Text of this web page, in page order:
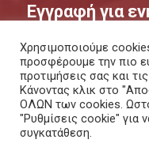
Εγγραφή για
Μάθετε τι συμβαίνει
ΕΝΗΜΕΡΩΤΙΚΟ ΔΕΛΤΙΟ |
Χρησιμοποιούμε
προσφέρουμε την πιο
προτιμήσεις σας και
Κάνοντας κλικ στο
ΟΛΩΝ των cookies.
"Ρυθμίσεις cookie" για
συγκατάθεση.